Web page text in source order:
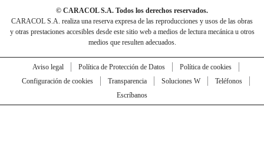
© CARACOL S.A. Todos los derechos reservados.
CARACOL S.A. realiza una reserva expresa de las reproducciones y usos de las obras
y otras prestaciones accesibles desde este sitio web a medios de lectura mecánica u otros
medios que resulten adecuados.
Aviso legal Política de Protección de Datos
Política de cookies
Configuración de cookies
Transparencia Soluciones W
Teléfonos
Escríbanos